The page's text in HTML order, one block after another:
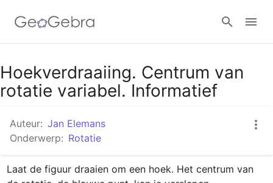
Google Classroom
Hoekverdraaiing. Centrum van
rotatie variabel. Informatief
Auteur: Jan Elemans
Onderwerp: Rotatie
Laat de figuur draaien om een hoek. Het centrum van